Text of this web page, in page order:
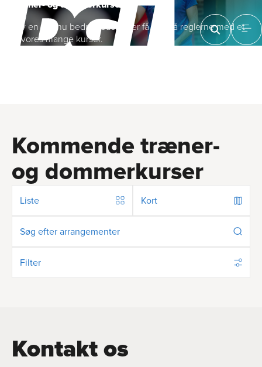
Træner- og dommer­kurser
Bliv en endnu bedre coach eller få styr på reglerne med et
af vores mange kurser.
Kommende træner-
og dommerkurser
Filter
Liste Kort
Kontakt os